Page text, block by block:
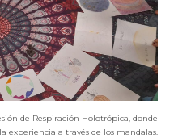
de Respiración Holotrópica, donde
experiencia a través de los mandalas.